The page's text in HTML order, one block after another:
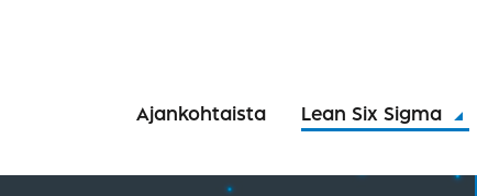
Ajankohtaista Lean Six Sigma